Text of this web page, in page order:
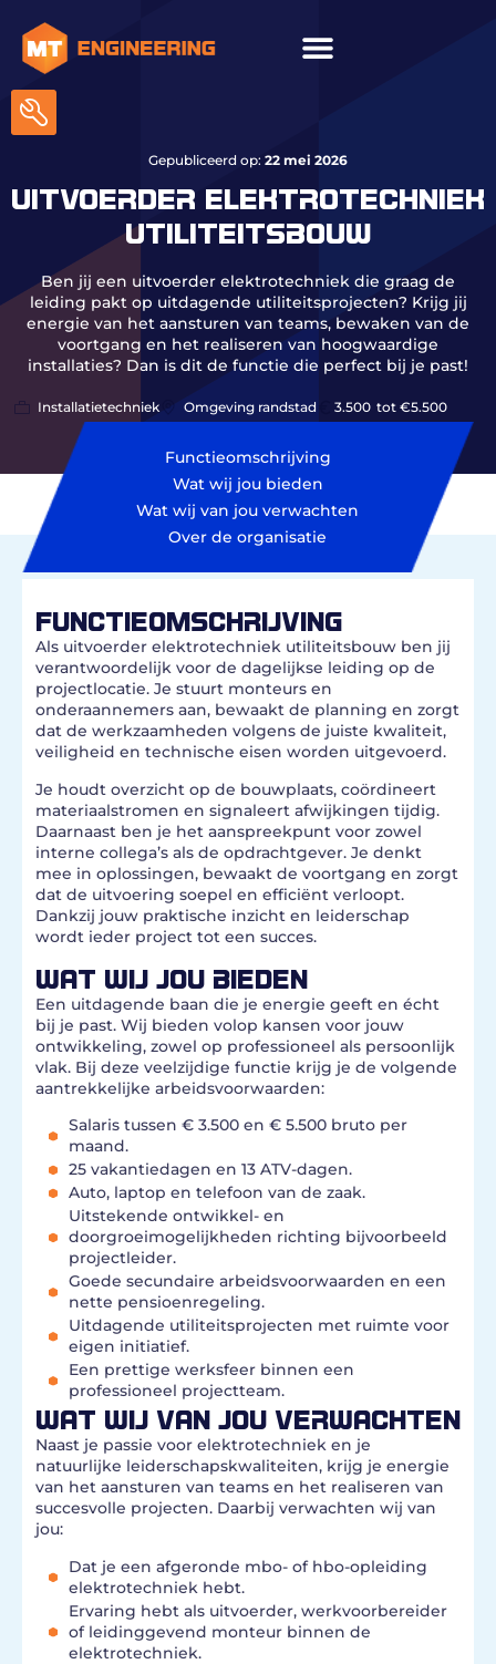
Gepubliceerd op: 22 mei 2026
UITVOERDER ELEKTROTECHNIEK
UTILITEITSBOUW
Ben jij een uitvoerder elektrotechniek die graag de
leiding pakt op uitdagende utiliteitsprojecten? Krijg jij
energie van het aansturen van teams, bewaken van de
voortgang en het realiseren van hoogwaardige
installaties? Dan is dit de functie die perfect bij je past!
Installatietechniek Omgeving randstad 3.500 tot €5.500
Functieomschrijving
Wat wij jou bieden
Wat wij van jou verwachten
Over de organisatie
FUNCTIEOMSCHRIJVING
Als uitvoerder elektrotechniek utiliteitsbouw ben jij
verantwoordelijk voor de dagelijkse leiding op de
projectlocatie. Je stuurt monteurs en
onderaannemers aan, bewaakt de planning en zorgt
dat de werkzaamheden volgens de juiste kwaliteit,
veiligheid en technische eisen worden uitgevoerd.
Je houdt overzicht op de bouwplaats, coördineert
materiaalstromen en signaleert afwijkingen tijdig.
Daarnaast ben je het aanspreekpunt voor zowel
interne collega’s als de opdrachtgever. Je denkt
mee in oplossingen, bewaakt de voortgang en zorgt
dat de uitvoering soepel en efficiënt verloopt.
Dankzij jouw praktische inzicht en leiderschap
wordt ieder project tot een succes.
WAT WIJ JOU BIEDEN
Een uitdagende baan die je energie geeft en écht
bij je past. Wij bieden volop kansen voor jouw
ontwikkeling, zowel op professioneel als persoonlijk
vlak. Bij deze veelzijdige functie krijg je de volgende
aantrekkelijke arbeidsvoorwaarden:
Salaris tussen € 3.500 en € 5.500 bruto per
maand.
25 vakantiedagen en 13 ATV-dagen.
Auto, laptop en telefoon van de zaak.
Uitstekende ontwikkel- en
doorgroeimogelijkheden richting bijvoorbeeld
projectleider.
Goede secundaire arbeidsvoorwaarden en een
nette pensioenregeling.
Uitdagende utiliteitsprojecten met ruimte voor
eigen initiatief.
Een prettige werksfeer binnen een
professioneel projectteam.
WAT WIJ VAN JOU VERWACHTEN
Naast je passie voor elektrotechniek en je
natuurlijke leiderschapskwaliteiten, krijg je energie
van het aansturen van teams en het realiseren van
succesvolle projecten. Daarbij verwachten wij van
jou:
Dat je een afgeronde mbo- of hbo-opleiding
elektrotechniek hebt.
Ervaring hebt als uitvoerder, werkvoorbereider
of leidinggevend monteur binnen de
elektrotechniek.